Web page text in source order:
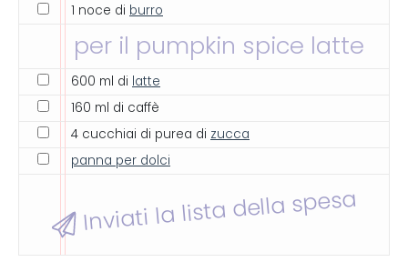
1 noce di burro
per il pumpkin spice latte
600 ml di latte
160 ml di caffè
4 cucchiai di purea di zucca
panna per dolci
Inviati la lista della spesa